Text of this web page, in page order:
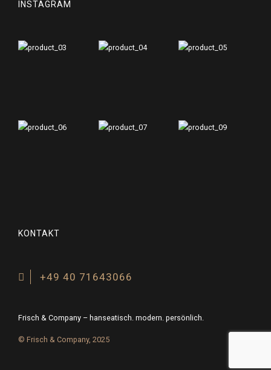
INSTAGRAM
KONTAKT
+49 40 71643066
Frisch & Company – hanseatisch. modern. persönlich.
© Frisch & Company, 2025